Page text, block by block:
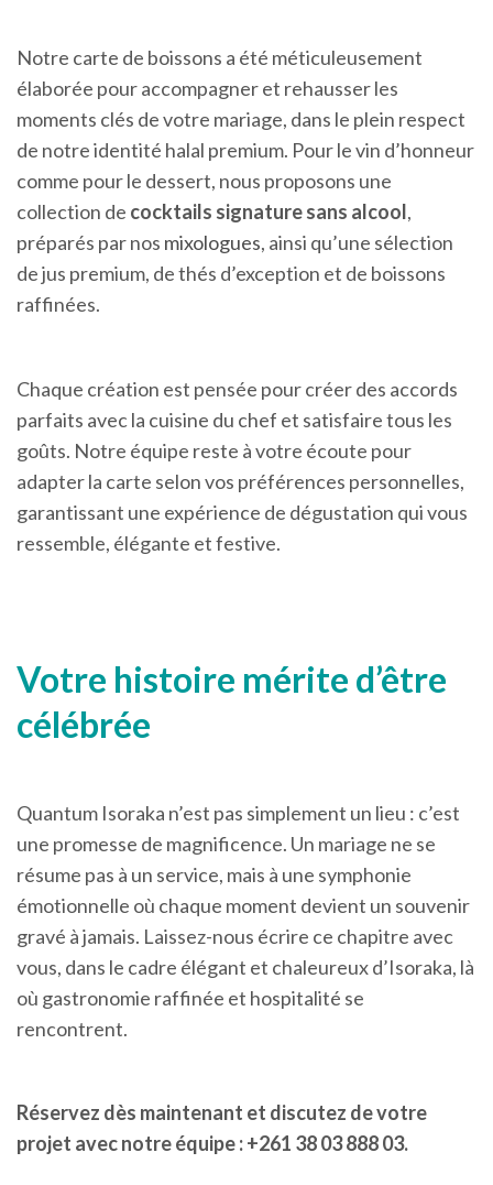
Notre carte de boissons a été méticuleusement
élaborée pour accompagner et rehausser les
moments clés de votre mariage, dans le plein respect
de notre identité halal premium. Pour le vin d’honneur
comme pour le dessert, nous proposons une
collection de cocktails signature sans alcool,
préparés par nos mixologues, ainsi qu’une sélection
de jus premium, de thés d’exception et de boissons
raffinées.
Chaque création est pensée pour créer des accords
parfaits avec la cuisine du chef et satisfaire tous les
goûts. Notre équipe reste à votre écoute pour
adapter la carte selon vos préférences personnelles,
garantissant une expérience de dégustation qui vous
ressemble, élégante et festive.
Votre histoire mérite d’être
célébrée
Quantum Isoraka n’est pas simplement un lieu : c’est
une promesse de magnificence. Un mariage ne se
résume pas à un service, mais à une symphonie
émotionnelle où chaque moment devient un souvenir
gravé à jamais. Laissez-nous écrire ce chapitre avec
vous, dans le cadre élégant et chaleureux d’Isoraka, là
où gastronomie raffinée et hospitalité se
rencontrent.
Réservez dès maintenant et discutez de votre
projet avec notre équipe : +261 38 03 888 03.